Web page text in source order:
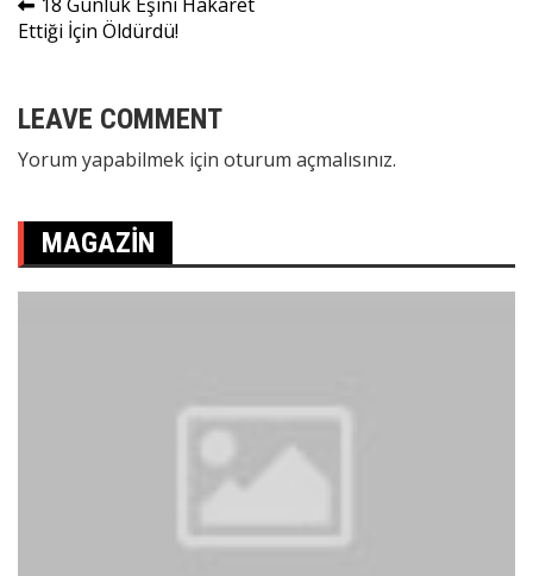
Yazı
gezinmesi
Ettiği İçin Öldürdü!
LEAVE COMMENT
Yorum yapabilmek için oturum açmalısınız.
MAGAZIN